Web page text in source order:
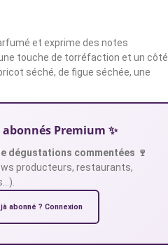
et exprime des notes
touche de torréfaction et un côté
séché, de figue séchée, une
Premium ✨
dégustations commentées 🍷
producteurs, restaurants,
abonné ? Connexion